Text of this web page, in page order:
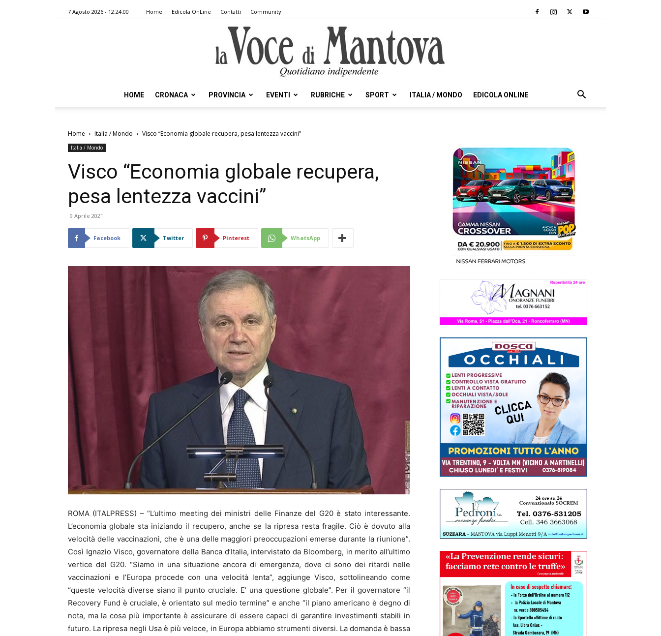
7 Agosto 2026 - 12:24:00 Home Edicola OnLine Contatti Community
Voce
Mantova
HOME CRONACA PROVINCIA EVENTI RUBRICHE SPORT ITALIA / MONDO EDICOLA ONLINE
Home Italia / Mondo Visco “Economia globale recupera, pesa lentezza vaccini”
Italia / Mondo
Visco “Economia globale recupera,
pesa lentezza vaccini”
9 Aprile 2021
Facebook Twitter Pinterest WhatsApp
ROMA (ITALPRESS) – “L’ultimo meeting dei ministri delle Finanze del G20 è stato interessante.
L’economia globale sta iniziando il recupero, anche se la ripresa resta fragile. Ciò è dovuto alla
velocità delle vaccinazioni, che è una delle maggiori preoccupazioni emerse durante la riunione”.
Così Ignazio Visco, governatore della Banca d’Italia, intervistato da Bloomberg, in merito all’ultimo
vertice del G20. “Siamo in una situazione ancora di emergenza, dove ci sono dei ritardi nelle
vaccinazioni e l’Europa procede con una velocità lenta”, aggiunge Visco, sottolineando come
“queste velocità diverse siano il punto cruciale. E’ una questione globale”. Per il governatore “il
Recovery Fund è cruciale, è orientato sul medio termine” e anche “il piano americano è degno di
nota, ma la cosa più importante è assicurare di essere capaci di garantire investimenti stabili in
futuro. La ripresa negli Usa è più veloce, in Europa abbiamo strumenti diversi. La domanda è bassa